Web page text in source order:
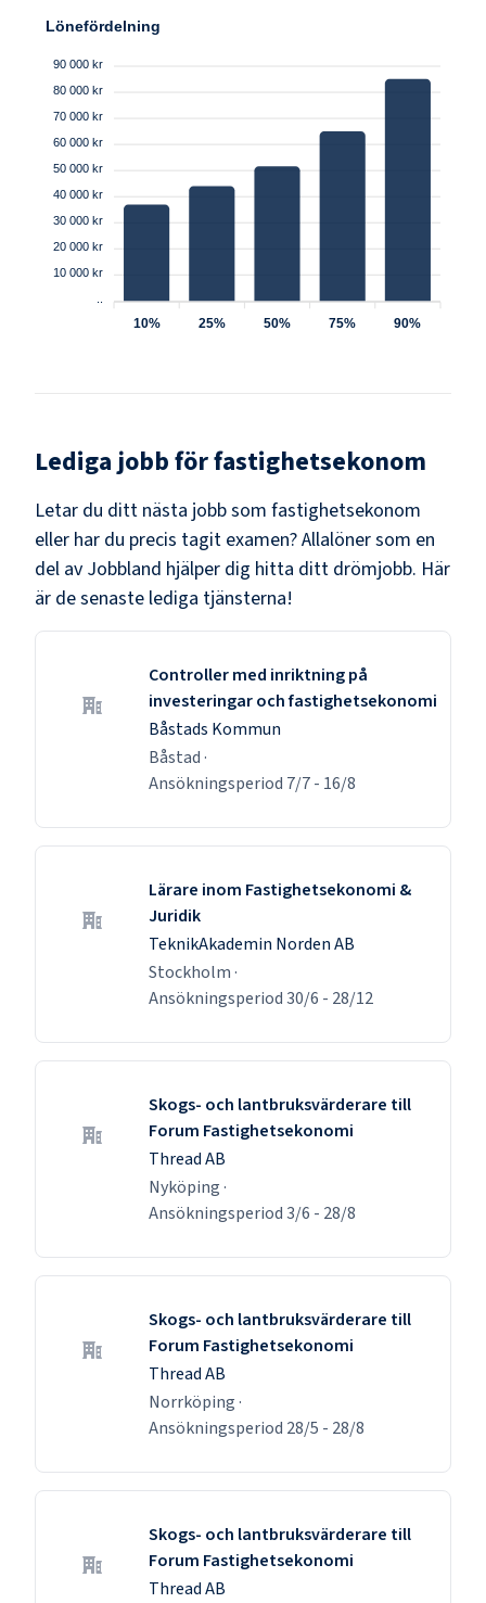
Lönefördelning
90 000 kr
80 000 kr
70 000 kr
60 000 kr
50 000 kr
40 000 kr
30 000 kr
20 000 kr
10 000 kr
10% 25% 50% 75% 90%
Lediga jobb förfastighetsekonom
Letar du ditt nästa jobb som fastighetsekonom
eller har du precis tagit examen? Allalöner som en
del av Jobbland hjälper dig hitta ditt drömjobb. Här
är de senaste lediga tjänsterna!
Controller med inriktning på
investeringar och fastighetsekonomi
Båstads Kommun
Båstad ·
Ansökningsperiod 7/7- 16/8
Lärare inom Fastighetsekonomi &
Juridik
TeknikAkademin Norden AB
Stockholm ·
Ansökningsperiod30/6 - 28/12
Skogs- och lantbruksvärderare till
Forum Fastighetsekonomi
Thread AB
Nyköping ·
Ansökningsperiod3/6 - 28/8
Skogs- och lantbruksvärderare till
Forum Fastighetsekonomi
Thread AB
Norrköping ·
Ansökningsperiod 28/5 - 28/8
Skogs- och lantbruksvärderare till
Forum Fastighetsekonomi
Thread AB